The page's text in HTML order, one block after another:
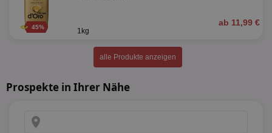
45% ab 11,99 €
1kg
alle Produkte anzeigen
Prospekte in Ihrer Nähe